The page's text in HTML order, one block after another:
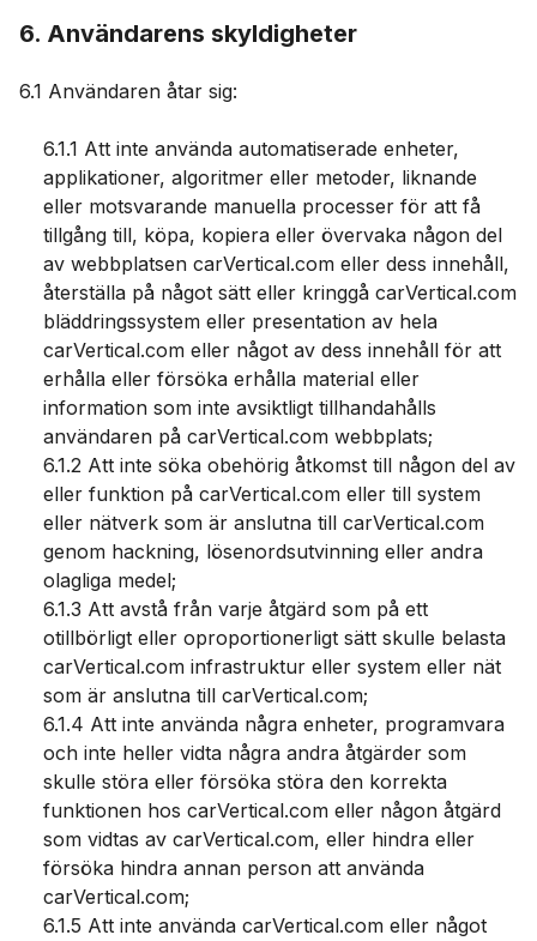
6. Användarens skyldigheter
6.1 Användaren åtar sig:
6.1.1 Att inte använda automatiserade enheter,
applikationer, algoritmer eller metoder, liknande
eller motsvarande manuella processer för att få
tillgång till, köpa, kopiera eller övervaka någon del
av webbplatsen carVertical.com eller dess innehåll,
återställa på något sätt eller kringgå carVertical.com
bläddringssystem eller presentation av hela
carVertical.com eller något av dess innehåll för att
erhålla eller försöka erhålla material eller
information som inte avsiktligt tillhandahålls
användaren på carVertical.com webbplats;
6.1.2 Att inte söka obehörig åtkomst till någon del av
eller funktion på carVertical.com eller till system
eller nätverk som är anslutna till carVertical.com
genom hackning, lösenordsutvinning eller andra
olagliga medel;
6.1.3 Att avstå från varje åtgärd som på ett
otillbörligt eller oproportionerligt sätt skulle belasta
carVertical.com infrastruktur eller system eller nät
som är anslutna till carVertical.com;
6.1.4 Att inte använda några enheter, programvara
och inte heller vidta några andra åtgärder som
skulle störa eller försöka störa den korrekta
funktionen hos carVertical.com eller någon åtgärd
som vidtas av carVertical.com, eller hindra eller
försöka hindra annan person att använda
carVertical.com;
6.1.5 Att inte använda carVertical.com eller något